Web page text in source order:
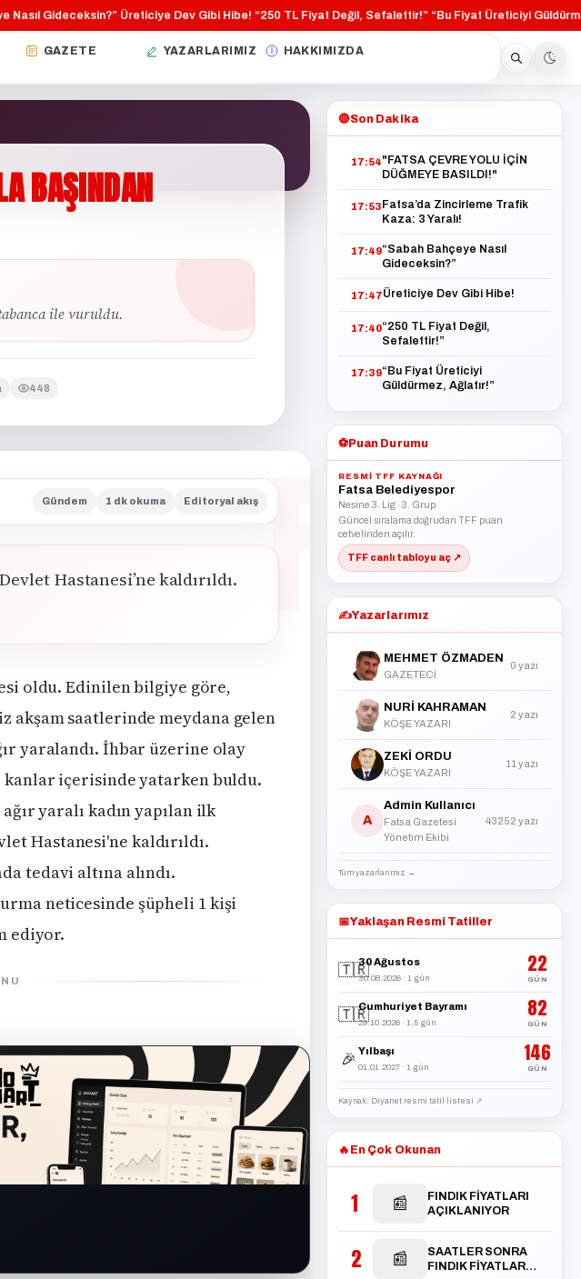
Gideceksin?”·Üreticiye Dev Gibi Hibe!·“250 TL Fiyat Değil, Sefalettir!”·“Bu Fiyat Üreticiyi Güldürmez,
GAZETE YAZARLARIMIZ HAKKIMIZDA
BAŞINDAN
ile vuruldu.
448
Gündem 1 dk okuma Editoryal akış
Hastanesi’ne kaldırıldı.
oldu. Edinilen bilgiye göre,
akşam saatlerinde meydana gelen
yaralandı. İhbar üzerine olay
kanlar içerisinde yatarken buldu.
yaralı kadın yapılan ilk
Hastanesi'ne kaldırıldı.
tedavi altına alındı.
neticesinde şüpheli 1 kişi
ediyor.
🔴Son Dakika
17:54"FATSA ÇEVRE YOLU İÇİN
DÜĞMEYE BASILDI!"
17:53 Fatsa’da Zincirleme Trafik
Kaza: 3 Yaralı!
17:49“Sabah Bahçeye Nasıl
Gideceksin?”
17:47Üreticiye Dev Gibi Hibe!
17:40“250 TL Fiyat Değil,
Sefalettir!”
17:39“Bu Fiyat Üreticiyi
Güldürmez, Ağlatır!”
⚽ Puan Durumu
RESMI TFF KAYNAĞI
Fatsa Belediyespor
Nesine 3. Lig · 3. Grup
Güncel sıralama doğrudan TFF puan
cetvelinden açılır.
TFF canlı tabloyu aç ↗
✍️Yazarlarımız
MEHMET ÖZMADEN
GAZETECİ
0 yazı
NURİ KAHRAMAN
KÖŞE YAZARI
2 yazı
ZEKİ ORDU
KÖŞE YAZARI
11 yazı
A
Admin Kullanıcı
Fatsa Gazetesi
Yönetim Ekibi
43252 yazı
Tüm yazarlarımız →
📅Yaklaşan Resmi Tatiller
🇹🇷30 Ağustos
30.08.2026 · 1 gün
22
GÜN
🇹🇷Cumhuriyet Bayramı
29.10.2026 · 1,5 gün
82
GÜN
🎉 Yılbaşı
01.01.2027 · 1 gün
146
GÜN
Kaynak: Diyanet resmi tatil listesi ↗
🔥 En Çok Okunan
1 📰
FINDIK FİYATLARI
AÇIKLANIYOR
2 📰
SAATLER SONRA
FINDIK FİYATLARI